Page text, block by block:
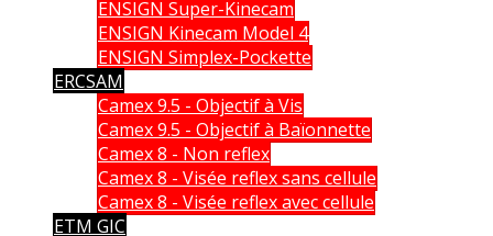
ENSIGN Super-Kinecam
ENSIGN Kinecam Model 4
ENSIGN Simplex-Pockette
ERCSAM
Camex 9.5 - Objectif à Vis
Camex 9.5 - Objectif à Baïonnette
Camex 8 - Non reflex
Camex 8 - Visée reflex sans cellule
Camex 8 - Visée reflex avec cellule
ETM GIC